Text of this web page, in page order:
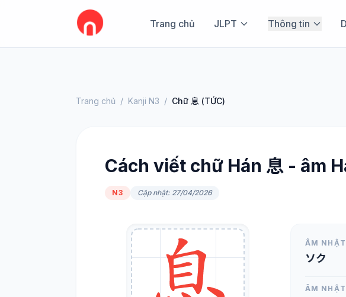
Trang chủ JLPT Thông tin
Trang chủ / Kanji N3 / Chữ 息 (TỨC)
Cách viết chữ Hán 息 - âm
N3 Cập nhật: 27/04/2026
ÂM
ソク
ÂM